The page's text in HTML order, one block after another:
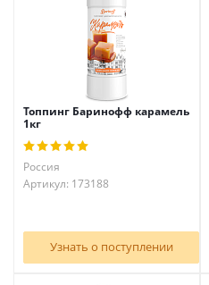
Топпинг Баринофф карамель
1кг
Россия
Артикул: 173188
Узнать о поступлении